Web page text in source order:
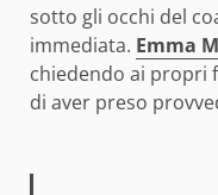
sotto gli occhi del
immediata. Emma
chiedendo ai propri
di aver preso